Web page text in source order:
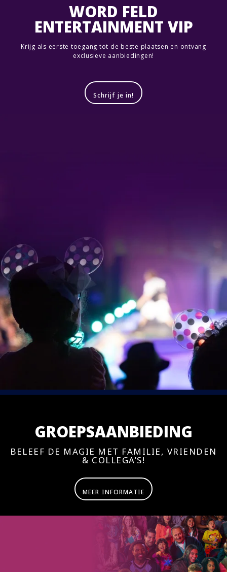
WORD FELD
ENTERTAINMENT VIP
Krijg als eerste toegang tot de beste plaatsen en ontvang
exclusieve aanbiedingen!
Schrijf je in!
GROEPSAANBIEDING
BELEEF DE MAGIE MET FAMILIE, VRIENDEN
& COLLEGA’S!
MEER INFORMATIE